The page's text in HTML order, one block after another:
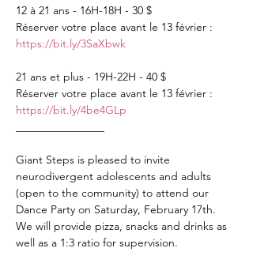
12 à 21 ans - 16H-18H - 30 $
Réserver votre place avant le 13 février :
https://bit.ly/3SaXbwk
21 ans et plus - 19H-22H - 40 $
Réserver votre place avant le 13 février :
https://bit.ly/4be4GLp
Giant Steps is pleased to invite
neurodivergent adolescents and adults
(open to the community) to attend our
Dance Party on Saturday, February 17th.
We will provide pizza, snacks and drinks as
well as a 1:3 ratio for supervision.